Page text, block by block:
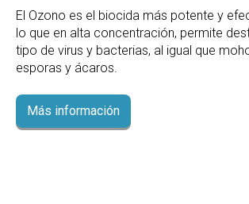
El Ozono es el biocida más potente y
lo que en alta concentración, permite
tipo de virus y bacterias, al igual que
esporas y ácaros.
Más información